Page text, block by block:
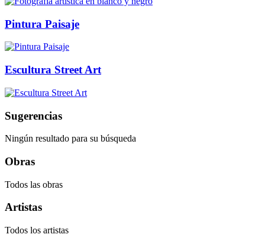
Pintura Paisaje
Escultura Street Art
Sugerencias
Ningún resultado para su búsqueda
Obras
Todos las obras
Artistas
Todos los artistas